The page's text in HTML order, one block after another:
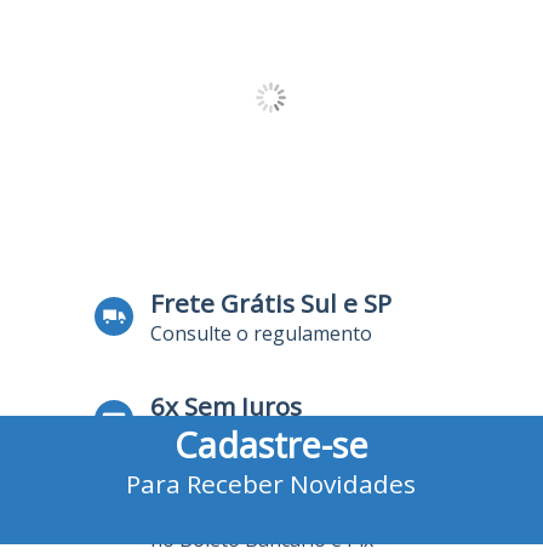
Frete Grátis Sul e SP
Consulte o regulamento
6x Sem Juros
no Cartão de Crédito
no Boleto Bancário e Pix
Cadastre-se
Para Receber Novidades